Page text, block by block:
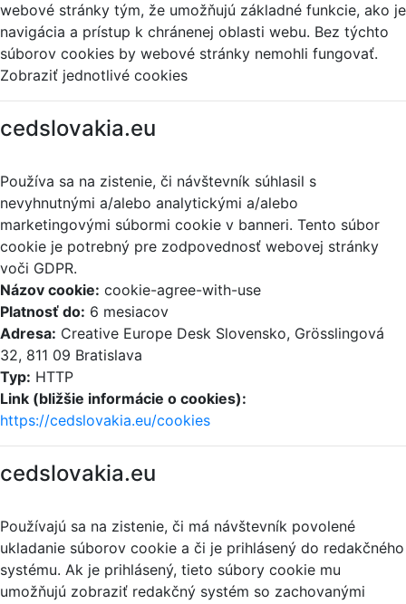
webové stránky tým, že umožňujú základné funkcie, ako je
navigácia a prístup k chránenej oblasti webu. Bez týchto
súborov cookies by webové stránky nemohli fungovať.
Zobraziť jednotlivé cookies
cedslovakia.eu
Používa sa na zistenie, či návštevník súhlasil s
nevyhnutnými a/alebo analytickými a/alebo
marketingovými súbormi cookie v banneri. Tento súbor
cookie je potrebný pre zodpovednosť webovej stránky
voči GDPR.
Názov cookie: cookie-agree-with-use
Platnosť do: 6 mesiacov
Adresa: Creative Europe Desk Slovensko, Grösslingová
32, 811 09 Bratislava
Typ: HTTP
Link (bližšie informácie o cookies):
https://cedslovakia.eu/cookies
cedslovakia.eu
Používajú sa na zistenie, či má návštevník povolené
ukladanie súborov cookie a či je prihlásený do redakčného
systému. Ak je prihlásený, tieto súbory cookie mu
umožňujú zobraziť redakčný systém so zachovanými